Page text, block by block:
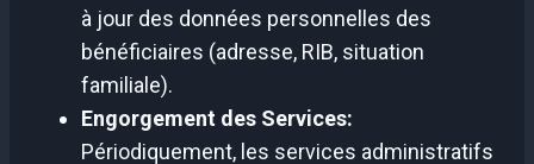
à jour des données personnelles des
bénéficiaires (adresse, RIB, situation
familiale).
Engorgement des Services:
Périodiquement, les services administratifs